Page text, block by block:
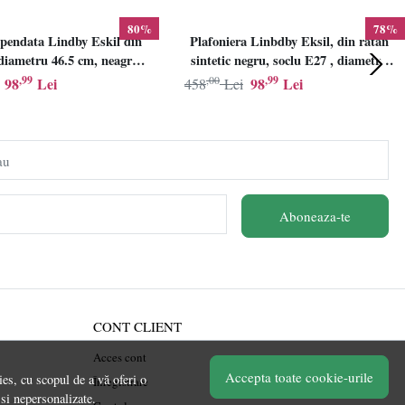
cu scopul de a vă oferi o
nepersonalizate.
Accepta toate cookie-urile
80%
Lindby Eskil din
46.5 cm, neagra,
E27
98,99 Lei
78%
Plafoniera Linbdby Eksil, din ratan
sintetic negru, soclu E27 , diametru
46.5cm, LINDBY
98,99 Lei
458,00 Lei
Aboneaza-te
CONT CLIENT
Acces cont
Înregistrare